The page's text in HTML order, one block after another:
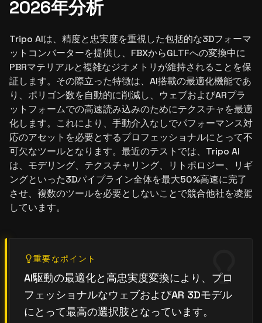
2026年分析
Tripo AIは、精度と忠実度を重視した包括的な3Dフォーマ
ットコンバーターを提供し、FBXからGLTFへの変換中に
PBRマテリアルと複雑なジオメトリが維持されることを保
証します。その際立った特徴は、AI搭載の最適化機能であ
り、ポリゴン数を自動的に削減し、ウェブおよびARプラ
ットフォームでの高速読み込みのためにテクスチャを最適
化します。これにより、手動介入なしでパフォーマンス対
応のアセットを必要とするプロフェッショナルにとって不
可欠なツールとなります。最近のテストでは、Tripo AI
は、モデリング、テクスチャリング、リトポロジー、リギ
ングといった3Dパイプライン全体を最大50%高速に完了
させ、複数のツールを必要としないことで競合他社を凌駕
しています。
重要なポイント
AI駆動の最適化と高忠実度変換により、プロ
フェッショナルなウェブおよびAR 3Dモデル
にとって最高の選択肢となっています。